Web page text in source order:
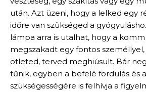
után. Azt üzeni, hogy a lelked egy
időre van szükséged a
lámpa arra is utalhat, hogy a
megszakadt egy fontos
ötleted, terved meghiúsult. Bár
tűnik, egyben a befelé fordulás és
szükségességére is felhívja a